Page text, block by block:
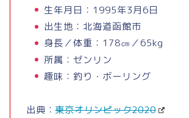
生年月日：1995年3月6日
出生地：北海道函館市
身長／体重：178㎝／65kg
所属：ゼンリン
趣味：釣り・ボーリング
出典：東京オリンピック2020